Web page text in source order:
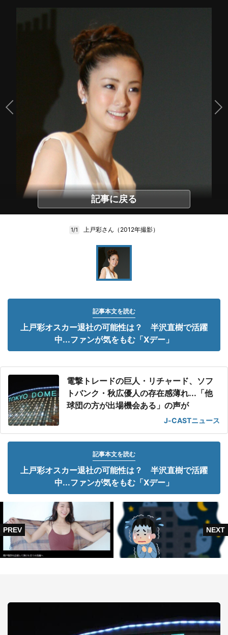
記事に戻る
1/1 上戸彩さん（2012年撮影）
記事本文を読む
上戸彩オスカー退社の可能性は？ 半沢直樹で活躍
中...ファンが気をもむ「Xデー」
電撃トレードの巨人・リチャード、ソフ
トバンク・秋広優人の存在感薄れ...「他
球団の方が出場機会ある」の声が
J-CASTニュース
記事本文を読む
上戸彩オスカー退社の可能性は？ 半沢直樹で活躍
中...ファンが気をもむ「Xデー」